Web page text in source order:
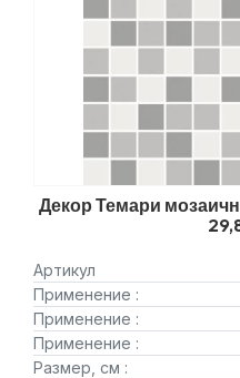
Декор Темари
Артикул
Применение :
Применение :
Применение :
Размер, см :